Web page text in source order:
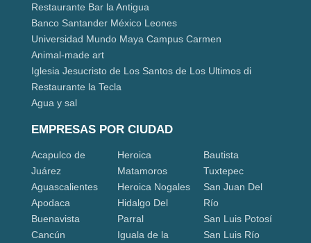
Restaurante Bar la Antigua
Banco Santander México Leones
Universidad Mundo Maya Campus Carmen
Animal-made art
Iglesia Jesucristo de Los Santos de Los Ultimos di
Restaurante la Tecla
Agua y sal
EMPRESAS POR CIUDAD
Acapulco de
Juárez
Aguascalientes
Apodaca
Buenavista
Cancún
Heroica
Matamoros
Heroica Nogales
Hidalgo Del
Parral
Iguala de la
Bautista
Tuxtepec
San Juan Del
Río
San Luis Potosí
San Luis Río